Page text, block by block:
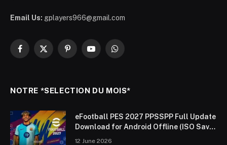
Email Us: gplayers966@gmail.com
Facebook
X
PinterestYouTubeWhatsApp
NOTRE *SELECTION DU MOIS*
eFootball PES 2027 PPSSPP Full Update
Download for Android Offline (ISO Save
12 June 2026